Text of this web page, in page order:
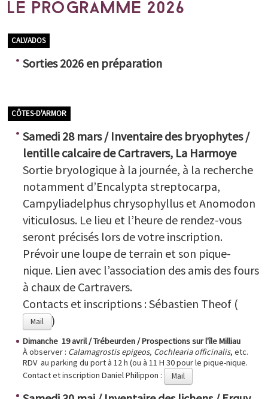
LE PROGRAMME 2026
CALVADOS
Sorties 2026 en préparation
CÔTES-D'ARMOR
Samedi 28 mars / Inventaire des bryophytes /
lentille calcaire de Cartravers, La Harmoye
Sortie bryologique à la journée, à la recherche
notamment d’Encalypta streptocarpa,
Campyliadelphus chrysophyllus et Anomodon
viticulosus. Le lieu et l’heure de rendez-vous
seront précisés lors de votre inscription.
Prévoir une loupe de terrain et son pique-
nique. Lien avec l’association des amis des fours
à chaux de Cartravers.
Contacts et inscriptions : Sébastien Theof (
Mail )
Dimanche 19 avril / Trébeurden / Prospections sur l'île Milliau
À observer : Calamagrostis epigeos, Cochlearia officinalis, etc.
RDV au parking du port à 12 h (ou à 11 H 30 pour le pique-nique.
Contact et inscription Daniel Philippon :
Mail